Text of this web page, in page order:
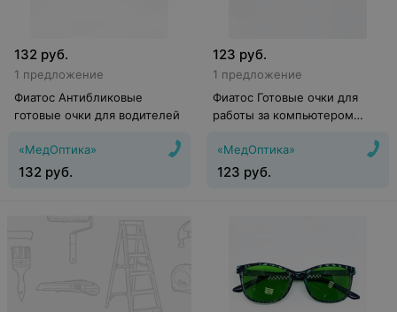
132 руб.
1 предложение
Фиатос Антибликовые
готовые очки для водителей
«МедОптика»
132 руб.
123 руб.
1 предложение
Фиатос Готовые очки для
работы за компьютером
«МедОптика»
123 руб.